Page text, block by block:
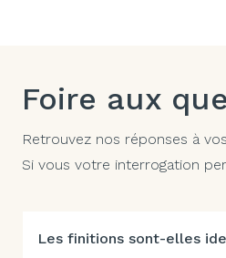
Foire aux
Retrouvez nos réponses à
Si vous votre interrogation
Les finitions sont-elles